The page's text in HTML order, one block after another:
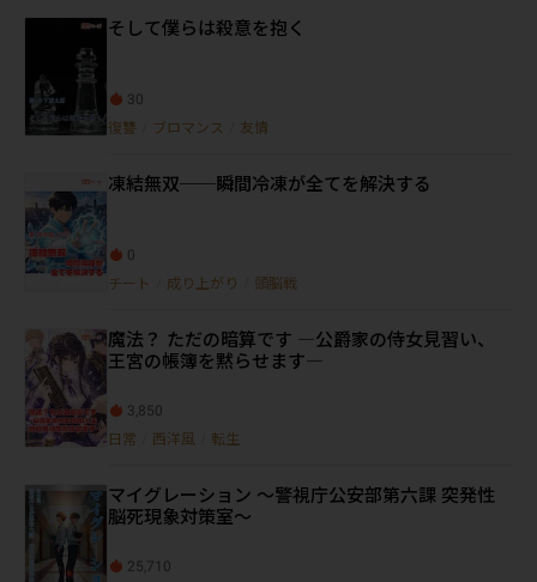
そして僕らは殺意を抱く
30
復讐 ブロマンス 友情
凍結無双──瞬間冷凍が全てを解決する
0
チート 成り上がり 頭脳戦
魔法？ ただの暗算です ―公爵家の侍女見習い、
王宮の帳簿を黙らせます―
3,850
日常 西洋風 転生
マイグレーション ～警視庁公安部第六課 突発性
脳死現象対策室～
25,710